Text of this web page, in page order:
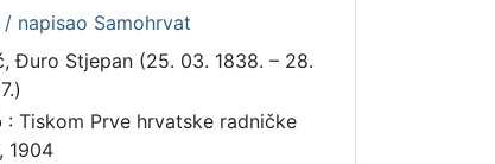
napisao Samohrvat
Đuro Stjepan (25. 03. 1838. – 28.
: Tiskom Prve hrvatske radničke
1904